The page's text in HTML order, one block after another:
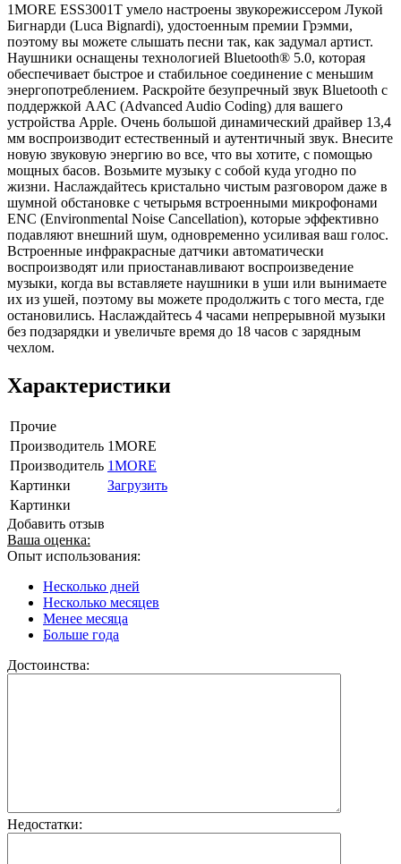
1MORE ESS3001T умело настроены звукорежиссером Лукой
Бигнарди (Luca Bignardi), удостоенным премии Грэмми,
поэтому вы можете слышать песни так, как задумал артист.
Наушники оснащены технологией Bluetooth® 5.0, которая
обеспечивает быстрое и стабильное соединение с меньшим
энергопотреблением. Раскройте безупречный звук Bluetooth с
поддержкой AAC (Advanced Audio Coding) для вашего
устройства Apple. Очень большой динамический драйвер 13,4
мм воспроизводит естественный и аутентичный звук. Внесите
новую звуковую энергию во все, что вы хотите, с помощью
мощных басов. Возьмите музыку с собой куда угодно по
жизни. Наслаждайтесь кристально чистым разговором даже в
шумной обстановке с четырьмя встроенными микрофонами
ENC (Environmental Noise Cancellation), которые эффективно
подавляют внешний шум, одновременно усиливая ваш голос.
Встроенные инфракрасные датчики автоматически
воспроизводят или приостанавливают воспроизведение
музыки, когда вы вставляете наушники в уши или вынимаете
их из ушей, поэтому вы можете продолжить с того места, где
остановились. Наслаждайтесь 4 часами непрерывной музыки
без подзарядки и увеличьте время до 18 часов с зарядным
чехлом.
Характеристики
Прочие
Производитель 1MORE
Производитель 1MORE
Картинки
Загрузить
Картинки
Добавить отзыв
Ваша оценка:
Опыт использования:
Несколько дней
Несколько месяцев
Менее месяца
Больше года
Достоинства:
Недостатки: